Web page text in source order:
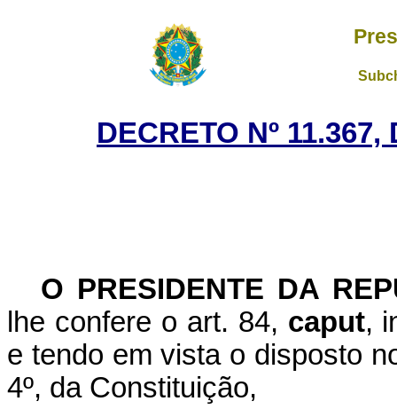
DECRETO Nº
O PRESIDENTE DA
lhe confere o art. 84, caput,
e tendo em vista o disposto
4º, da Constituição,